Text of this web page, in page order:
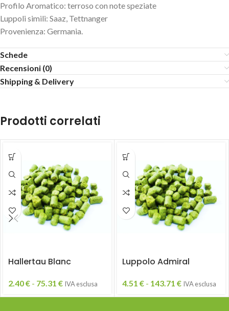
Profilo Aromatico: terroso con note speziate
Luppoli simili: Saaz, Tettnanger
Provenienza: Germania.
Schede
Recensioni (0)
Shipping & Delivery
Prodotti correlati
Hallertau Blanc
2.40€ - 75.31 € IVA esclusa
Luppolo Admiral
4.51 € - 143.71 € IVA esclusa